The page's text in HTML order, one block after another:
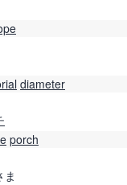
diameter
porch
ま